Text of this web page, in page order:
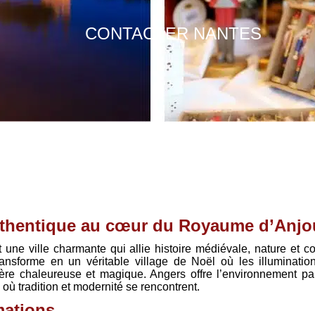
CONTACTER NANTES
au cœur du Royaume
une ville charmante qui allie histoire médiévale, nature et
en un véritable village de Noël où les
chaleureuse et magique. Angers offre l’environnement
tradition et modernité se rencontrent.